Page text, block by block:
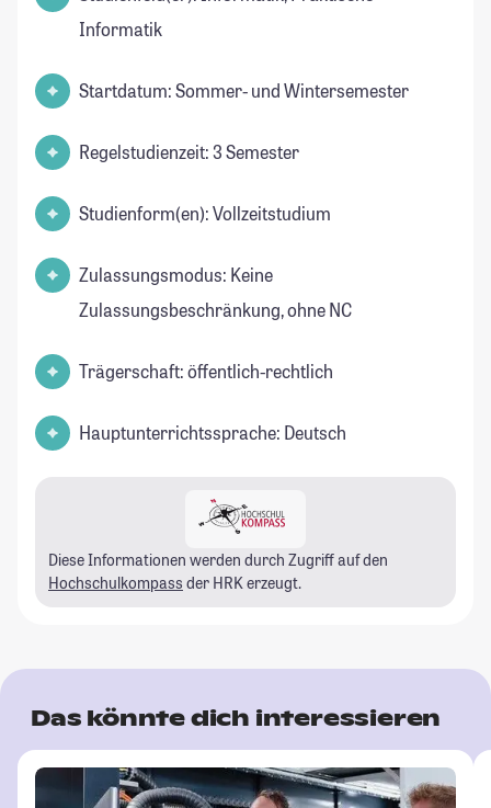
Informatik
Startdatum: Sommer- und Wintersemester
Regelstudienzeit: 3 Semester
Studienform(en): Vollzeitstudium
Zulassungsmodus: Keine
Zulassungsbeschränkung, ohne NC
Trägerschaft: öffentlich-rechtlich
Hauptunterrichtssprache: Deutsch
Diese Informationen werden durch Zugriff auf den
Hochschulkompass der HRK erzeugt.
Das könnte dich interessieren